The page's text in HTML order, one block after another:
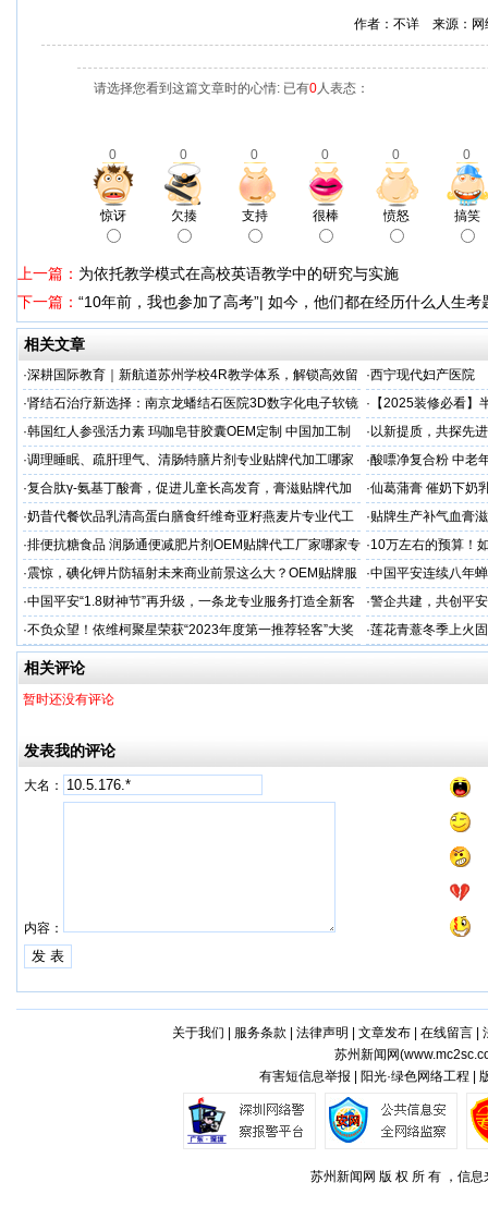
作者：不详 来源：
请选择您看到这篇文章时的心情: 已有0人表态：
0 0 0 0 0 0
惊讶 欠揍 支持 很棒 愤怒 搞笑
上一篇： 为依托教学模式在高校英语教学中的研究与实施
下一篇： “10年前，我也参加了高考”| 如今，他们都在经历什么人生考
相关文章
·深耕国际教育｜新航道苏州学校4R教学体系，解锁高效留
学备考之路
·西宁现代妇产医院
·肾结石治疗新选择：南京龙蟠结石医院3D数字化电子软镜
保肾取石术
· 【2025装修必看
你省下3万冤枉钱！
·韩国红人参强活力素 玛咖皂苷胶囊OEM定制 中国加工制
造商
· 以新提质，共探先
·调理睡眠、疏肝理气、清肠特膳片剂专业贴牌代加工哪家
专业
·酸嘌净复合粉 中老
·复合肽γ-氨基丁酸膏，促进儿童长高发育，膏滋贴牌代加
工厂家
·仙葛蒲膏 催奶下奶
家
·奶昔代餐饮品乳清高蛋白膳食纤维奇亚籽燕麦片专业代工
厂家
·贴牌生产补气血膏
·排便抗糖食品 润肠通便减肥片剂OEM贴牌代工厂家哪家专
业
·10万左右的预算！
·震惊，碘化钾片防辐射未来商业前景这么大？OEM贴牌服
务商
·中国平安连续八年
品牌"
·中国平安“1.8财神节”再升级，一条龙专业服务打造全新客
户体验
·警企共建，共创平
人才专项培训
·不负众望！依维柯聚星荣获“2023年度第一推荐轻客”大奖 ·莲花青薏冬季上火
工厂
相关评论
暂时还没有评论
发表我的评论
大名：
内容：
关于我们 服务条款 法律声明 文章发布| 在线留言|
苏州新闻网(
有害短信息举报 | 阳光·绿色网络工程 |
苏州新闻网 版 权 所 有 ，信